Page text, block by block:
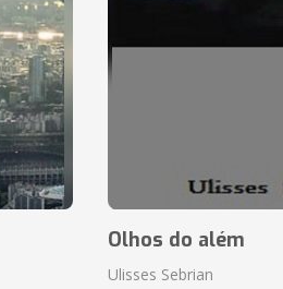
Olhos do além
Ulisses Sebrian